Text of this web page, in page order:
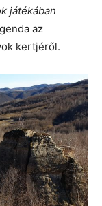
játékában
az
kertjéről.